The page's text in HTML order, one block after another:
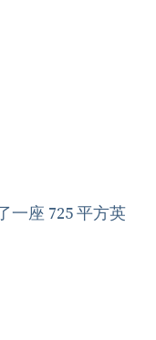
一座 725 平方英